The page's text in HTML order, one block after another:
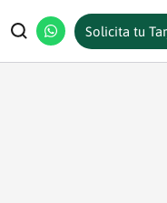
Solicita tu